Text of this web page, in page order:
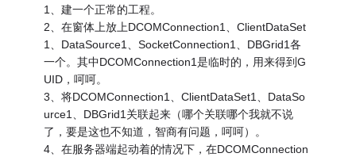
1、建一个正常的工程。
2、在窗体上放上DCOMConnection1、ClientDataSet
1、DataSource1、SocketConnection1、DBGrid1各
一个。其中DCOMConnection1是临时的，用来得到G
UID，呵呵。
3、将DCOMConnection1、ClientDataSet1、DataSo
urce1、DBGrid1关联起来（哪个关联哪个我就不说
了，要是这也不知道，智商有问题，呵呵）。
4、在服务器端起动着的情况下，在DCOMConnection